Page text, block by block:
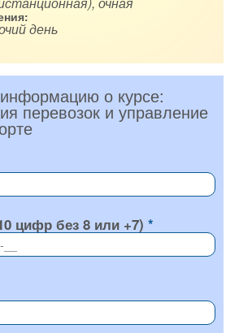
день
о курсе:
перевозок и управление
цифр без 8 или +7)